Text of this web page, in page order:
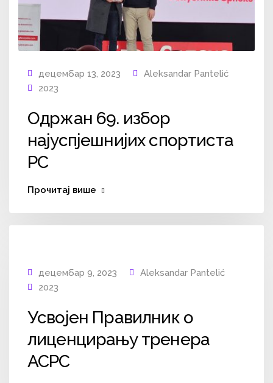
децембар 13, 2023
Aleksandar Pantelić
2023
Одржан 69. избор
најуспјешнијих спортиста
РС
Прочитај више
децембар 9, 2023
Aleksandar Pantelić
2023
Усвојен Правилник о
лиценцирању тренера
АСРС